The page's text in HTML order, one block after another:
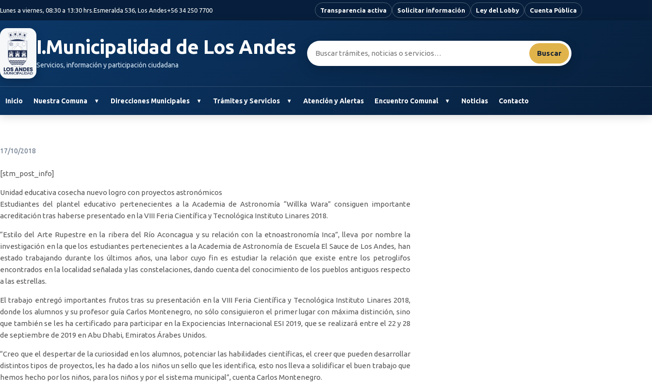
Lunes a viernes, 08:30 a 13:30 hrs.Esmeralda 536, Los Andes+56 34 250 7700 Transparencia activa Solicitar información Ley del Lobby Cuenta Pública
I.Municipalidad de Los Andes
Servicios, información y participación ciudadana
Buscar:
Buscar
Inicio Nuestra Comuna Direcciones Municipales Trámites y Servicios Atención y Alertas Encuentro Comunal Noticias Contacto
17/10/2018
[stm_post_info]
Unidad educativa cosecha nuevo logro con proyectos astronómicos
Estudiantes del plantel educativo pertenecientes a la Academia de Astronomía “Willka Wara” consiguen importante
acreditación tras haberse presentado en la VIII Feria Científica y Tecnológica Instituto Linares 2018.
“Estilo del Arte Rupestre en la ribera del Río Aconcagua y su relación con la etnoastronomía Inca”, lleva por nombre la
investigación en la que los estudiantes pertenecientes a la Academia de Astronomía de Escuela El Sauce de Los Andes, han
estado trabajando durante los últimos años, una labor cuyo fin es estudiar la relación que existe entre los petroglifos
encontrados en la localidad señalada y las constelaciones, dando cuenta del conocimiento de los pueblos antiguos respecto
a las estrellas.
El trabajo entregó importantes frutos tras su presentación en la VIII Feria Científica y Tecnológica Instituto Linares 2018,
donde los alumnos y su profesor guía Carlos Montenegro, no sólo consiguieron el primer lugar con máxima distinción, sino
que también se les ha certificado para participar en la Expociencias Internacional ESI 2019, que se realizará entre el 22 y 28
de septiembre de 2019 en Abu Dhabi, Emiratos Árabes Unidos.
“Creo que el despertar de la curiosidad en los alumnos, potenciar las habilidades científicas, el creer que pueden desarrollar
distintos tipos de proyectos, les ha dado a los niños un sello que les identifica, esto nos lleva a solidificar el buen trabajo que
hemos hecho por los niños, para los niños y por el sistema municipal”, cuenta Carlos Montenegro.